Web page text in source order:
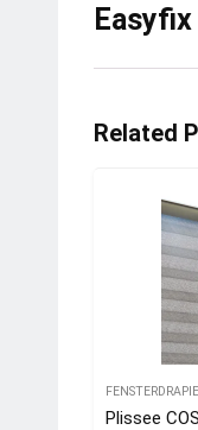
Related
Plissee